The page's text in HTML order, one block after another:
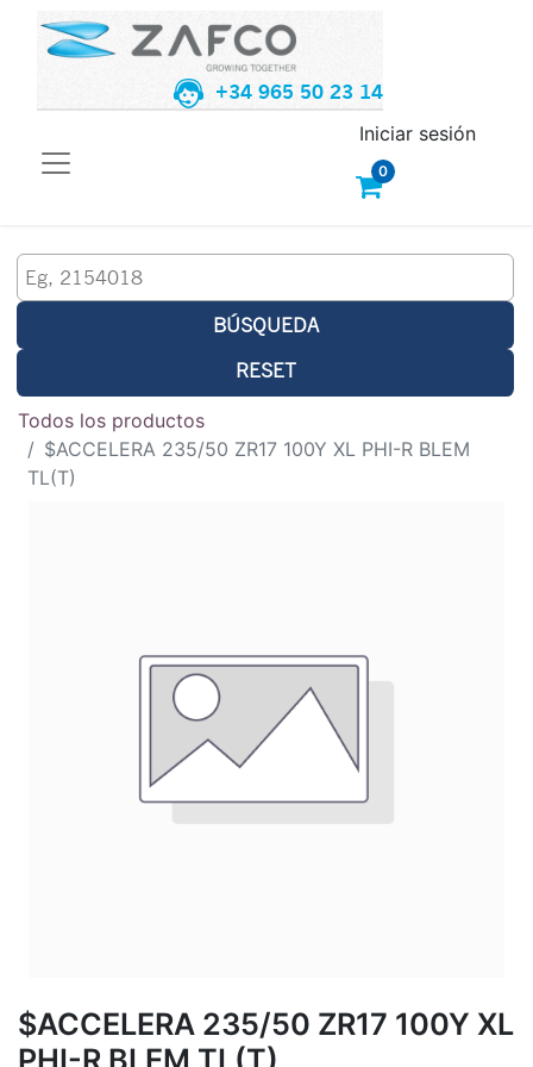
+34 965 50 23 14
0
Iniciar sesión
BÚSQUEDA
RESET
Todos los productos
$ACCELERA 235/50 ZR17 100Y XL PHI-R BLEM
TL(T)
$ACCELERA 235/50 ZR17 100Y XL
PHI-R BLEM TL(T)